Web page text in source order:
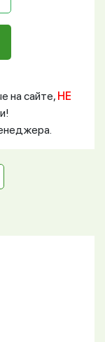
на сайте, НЕ